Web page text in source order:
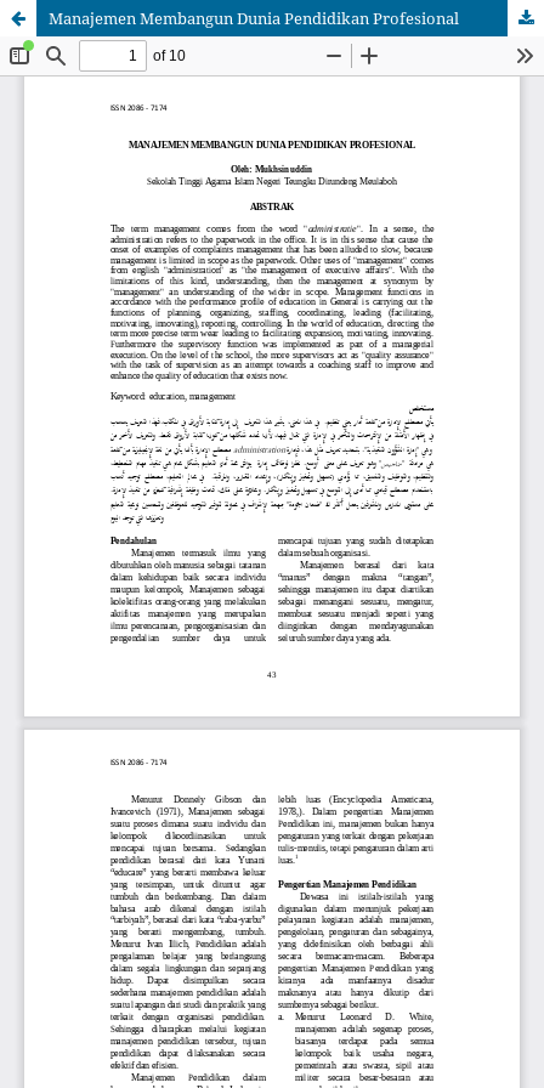
Manajemen Membangun Dunia Pendidikan Profesional